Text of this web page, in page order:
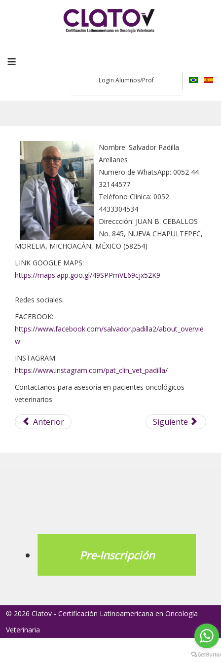
≡
Login Alumnos/Prof
Nombre: Salvador Padilla
Arellanes
Numero de WhatsApp: 0052 44
32144577
Teléfono Clínica: 0052
4433304534
Direccción: JUAN B. CEBALLOS
No. 845, NUEVA CHAPULTEPEC,
MORELIA, MICHOACÁN, MÉXICO (58254)
LINK GOOGLE MAPS:
https://maps.app.goo.gl/49SPPmVL69cjx52K9
Redes sociales:
FACEBOOK:
https://www.facebook.com/salvador.padilla2/about_overvie
w
INSTAGRAM:
https://www.instagram.com/pat_clin_vet_padilla/
Contactanos para asesoría en pacientes oncológicos
veterinarios
Anterior Siguiente
Pre-Inscripción
© 2026 Clatov - Certificación Latinoamericana en Oncología
Veterinaria